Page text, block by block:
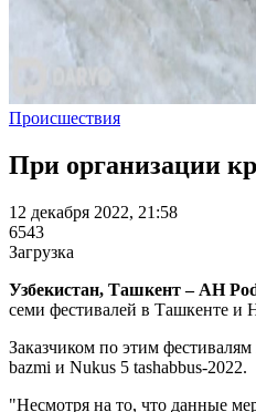
Происшествия
При организации
12 декабря 2022, 21:58
6543
Загрузка
Узбекистан, Ташкент – АН
семи фестивалей в Ташкенте и
Заказчиком по этим
bazmi и Nukus 5 tashabbus-2022.
"Несмотря на то, что данные